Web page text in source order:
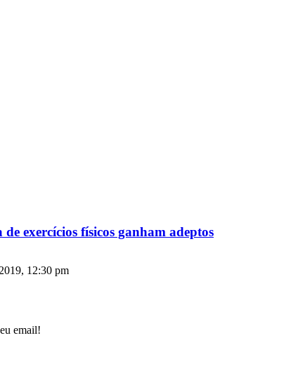
exercícios físicos ganham adeptos
12:30 pm
email!